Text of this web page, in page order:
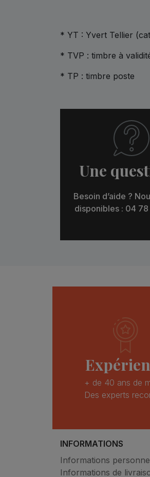
* YT : Yvert Tellier
* TVP : timbre à
* TP : timbre poste
Une
Besoin d’aide ?
disponibles : 04
+ de 40 ans de
Des experts
INFORMATIONS
Informations
Informations de